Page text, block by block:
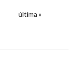
última »